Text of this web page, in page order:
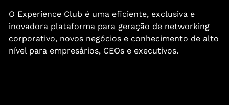
O Experience Club é uma eficiente, exclusiva e
inovadora plataforma para geração de networking
corporativo, novos negócios e conhecimento de alto
nível para empresários, CEOs e executivos.